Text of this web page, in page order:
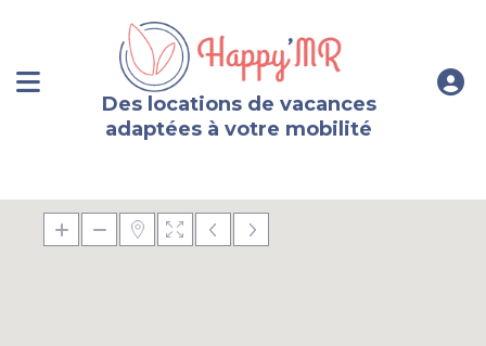
Des locations de vacances
adaptées à votre mobilité